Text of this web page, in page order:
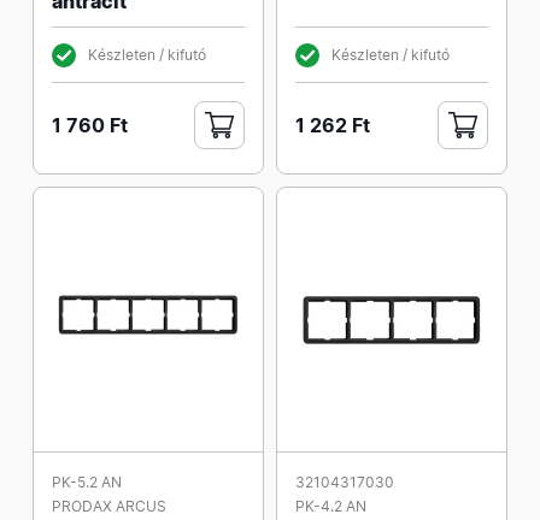
Készleten / kifutó
1 760 Ft
Készleten / kifutó
1 262 Ft
PK-5.2 AN
PRODAX ARCUS
32104317030
PK-4.2 AN